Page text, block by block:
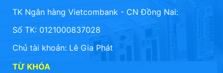
TK Ngân hàng Vietcombank - CN Đồng Nai:
Số TK: 0121000837028
Chủ tài khoản: Lê Gia Phát
TỪ KHÓA